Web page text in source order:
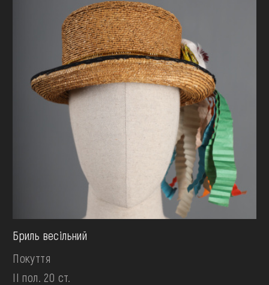
Бриль весільний
Покуття
II пол. 20 ст.